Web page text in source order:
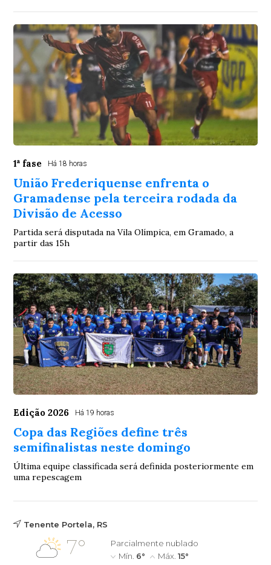
1ª fase Há 18 horas
União Frederiquense enfrenta o
Gramadense pela terceira rodada da
Divisão de Acesso
Partida será disputada na Vila Olímpica, em Gramado, a
partir das 15h
Edição 2026 Há 19 horas
Copa das Regiões define três
semifinalistas neste domingo
Última equipe classificada será definida posteriormente em
uma repescagem
Tenente Portela, RS
7°
Parcialmente nublado
Mín. 6° Máx.15°